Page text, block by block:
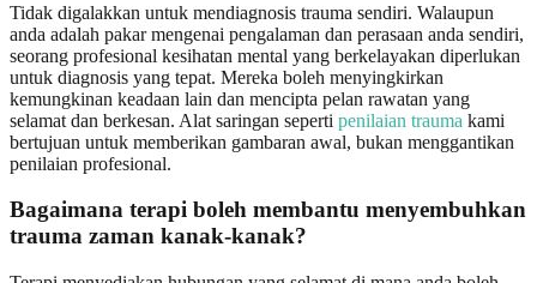
Tidak digalakkan untuk mendiagnosis trauma sendiri. Walaupun
anda adalah pakar mengenai pengalaman dan perasaan anda sendiri,
seorang profesional kesihatan mental yang berkelayakan diperlukan
untuk diagnosis yang tepat. Mereka boleh menyingkirkan
kemungkinan keadaan lain dan mencipta pelan rawatan yang
selamat dan berkesan. Alat saringan seperti penilaian trauma kami
bertujuan untuk memberikan gambaran awal, bukan menggantikan
penilaian profesional.
Bagaimana terapi boleh membantu menyembuhkan
trauma zaman kanak-kanak?